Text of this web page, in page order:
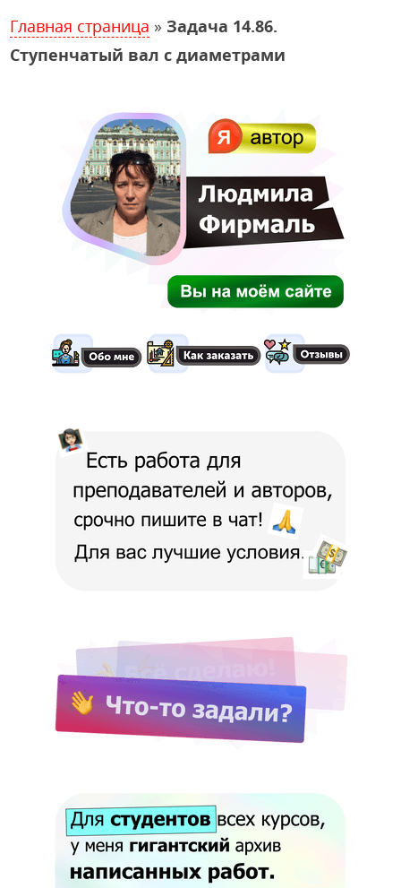
Главная страница » Задача 14.86.
Ступенчатый вал с диаметрами